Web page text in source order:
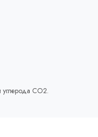
углерода СО2.